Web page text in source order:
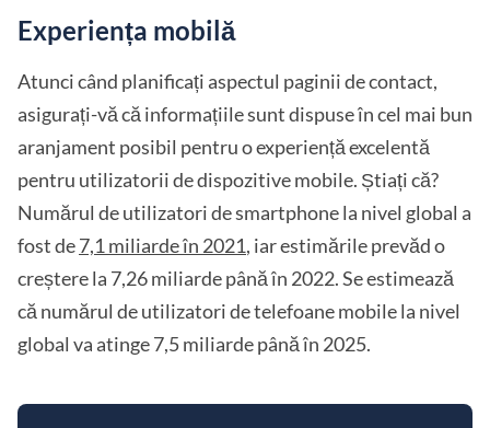
Experiența mobilă
Atunci când planificați aspectul paginii de contact,
asigurați-vă că informațiile sunt dispuse în cel mai bun
aranjament posibil pentru o experiență excelentă
pentru utilizatorii de dispozitive mobile. Știați că?
Numărul de utilizatori de smartphone la nivel global a
fost de7,1 miliarde în 2021, iar estimările prevăd o
creștere la 7,26 miliarde până în 2022. Se estimează
că numărul de utilizatori de telefoane mobile la nivel
global va atinge 7,5 miliarde până în 2025.